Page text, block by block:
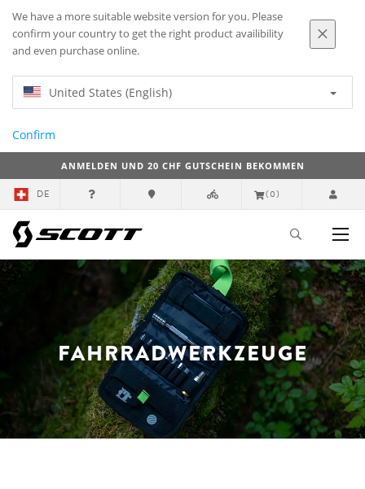
We have a more suitable website version for you. Please
confirm your country to get the right product availibility
and even purchase online.
United States (English)
Confirm
ANMELDEN UND 20 CHF GUTSCHEIN BEKOMMEN
DE (0)
FAHRRADWERKZEUGE